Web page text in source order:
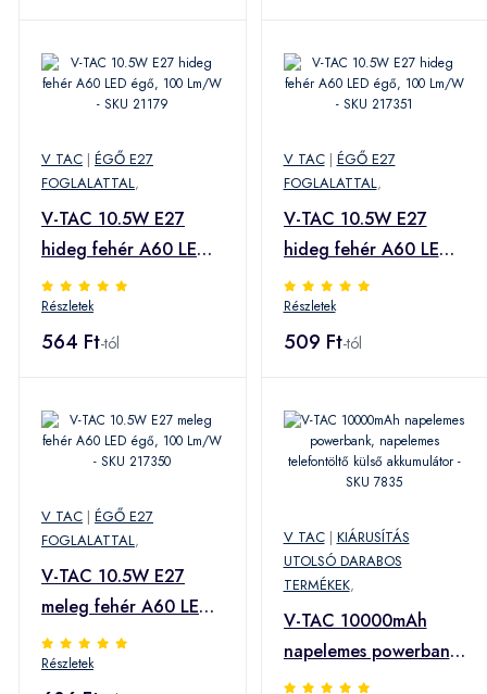
V TAC | ÉGŐ E27
FOGLALATTAL,
V-TAC 10.5W E27
hideg fehér A60 LED
égő, 100 Lm/W - SKU
21179
Részletek
564 Ft-tól
V TAC| ÉGŐ E27
FOGLALATTAL,
V-TAC 10.5W E27
hideg fehér A60 LED
égő, 100 Lm/W - SKU
217351
Részletek
509 Ft-tól
V TAC | ÉGŐ E27
FOGLALATTAL,
V-TAC 10.5W E27
meleg fehér A60 LED
égő, 100 Lm/W - SKU
217350
Részletek
V TAC| KIÁRUSÍTÁS
UTOLSÓ DARABOS
TERMÉKEK,
V-TAC 10000mAh
napelemes powerbank,
napelemes